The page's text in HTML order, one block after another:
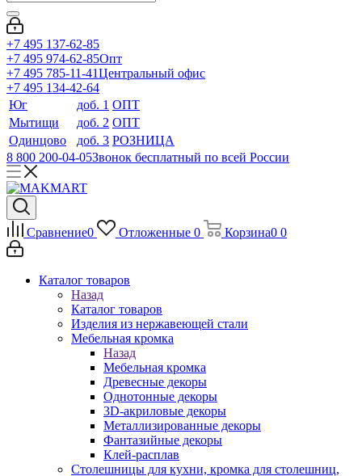
+7 495 137-62-85
+7 495 974-62-85Опт
+7 495 785-11-41Центральный офис
+7 495 134-42-64
Юг
доб. 1 ОПТ
Мытищи
доб. 2 ОПТ
Одинцово
доб. 3 РОЗНИЦА
8 800 200-04-05Звонок бесплатный по всей России
Сравнение0 Отложенные 0 Корзина0 0
Каталог товаров
Назад
Каталог товаров
Изделия из нержавеющей стали
Мебельная кромка
Назад
Мебельная кромка
Древесные декоры
Однотонные декоры
3D-акриловые декоры
Металлизированные декоры
Фантазийные декоры
Клей-расплав
Столешницы для кухни, кромка для столешниц,